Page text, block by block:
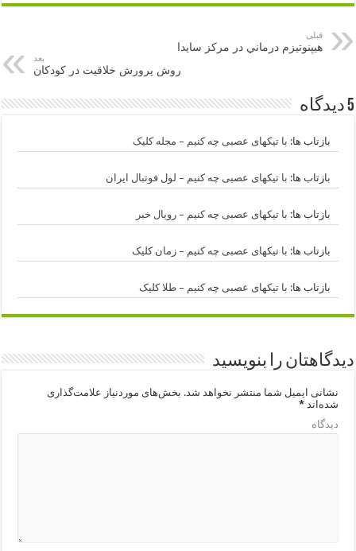
قبلی
هيپنوتيزم درماني در مركز سايدا
بعد
روش پرورش خلاقیت در کودکان
5 دیدگاه
بازتاب ها: با تیکهای عصبی چه کنیم – مجله کلیک
بازتاب ها: با تیکهای عصبی چه کنیم – لول فوتبال ایران
بازتاب ها: با تیکهای عصبی چه کنیم – رویال خبر
بازتاب ها: با تیکهای عصبی چه کنیم – زمان کلیک
بازتاب ها: با تیکهای عصبی چه کنیم – طلا کلیک
دیدگاهتان را بنویسید
نشانی ایمیل شما منتشر نخواهد شد. بخش‌های موردنیاز علامت‌گذاری
شده‌اند*
دیدگاه